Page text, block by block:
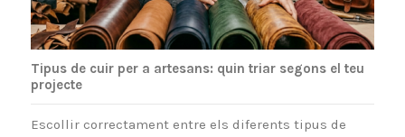
Tipus de cuir per a artesans: quin triar segons el teu
projecte
Escollir correctament entre els diferents tipus de